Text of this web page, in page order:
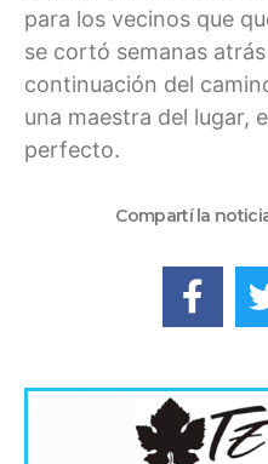
para los vecinos que
se cortó semanas
continuación del
una maestra del lugar,
perfecto.
Compartí la